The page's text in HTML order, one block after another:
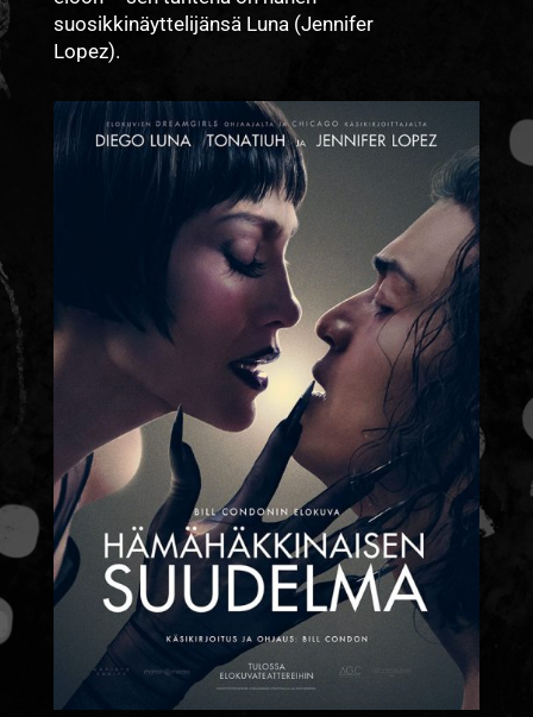
suosikkinäyttelijänsä Luna (Jennifer
Lopez).